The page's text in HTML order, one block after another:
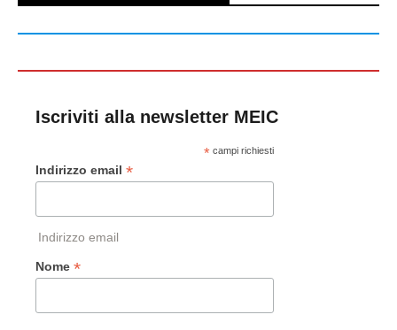
Iscriviti alla newsletter MEIC
*campi richiesti
Indirizzo email *
Indirizzo email
Nome *